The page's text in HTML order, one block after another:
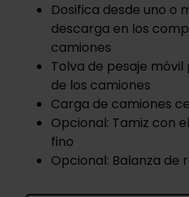
Dosifica desde uno o
descarga en los
camiones
Tolva de pesaje
de los camiones
Carga de camiones
Opcional: Tamiz con
fino
Opcional: Balanza de